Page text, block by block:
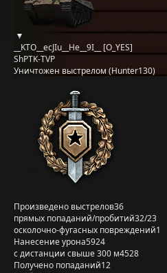
__KTO__ecJIu__He__9I__ [O_YES]
ShPTK-TVP
Уничтожен выстрелом (Hunter130)
Произведено выстрелов36
прямых попаданий/пробитий32/23
осколочно-фугасных повреждений1
Нанесение урона5924
с дистанции свыше 300 м4528
Получено попаданий12